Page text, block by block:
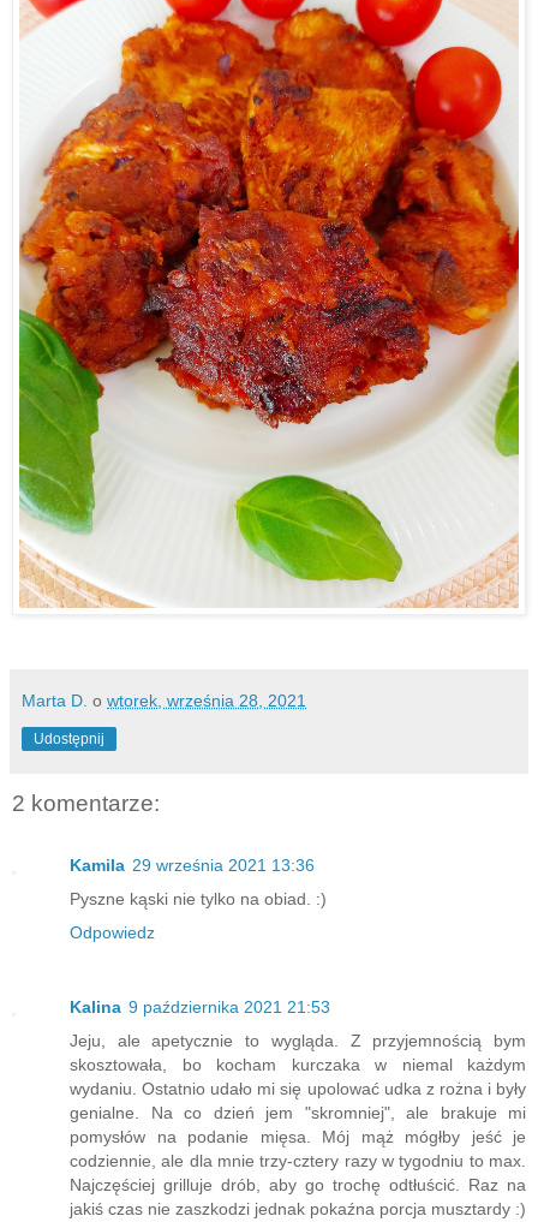
Marta D. o wtorek, września 28, 2021
Udostępnij
2 komentarze:
Kamila 29 września 2021 13:36
Pyszne kąski nie tylko na obiad. :)
Odpowiedz
Kalina 9 października 2021 21:53
Jeju, ale apetycznie to wygląda. Z przyjemnością bym
skosztowała, bo kocham kurczaka w niemal każdym
wydaniu. Ostatnio udało mi się upolować udka z rożna i były
genialne. Na co dzień jem "skromniej", ale brakuje mi
pomysłów na podanie mięsa. Mój mąż mógłby jeść je
codziennie, ale dla mnie trzy-cztery razy w tygodniu to max.
Najczęściej grilluje drób, aby go trochę odtłuścić. Raz na
jakiś czas nie zaszkodzi jednak pokaźna porcja musztardy :)